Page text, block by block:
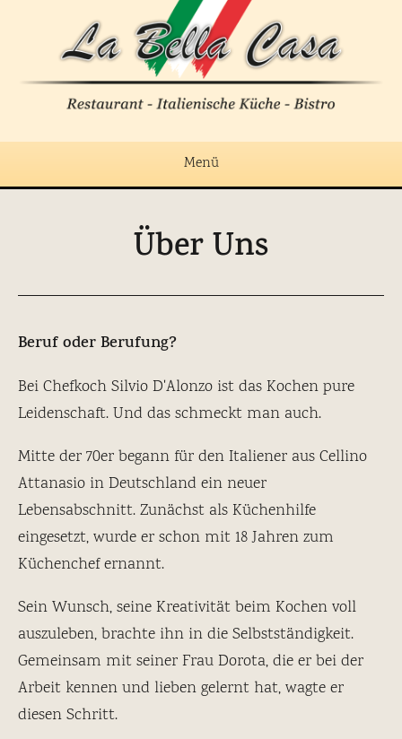
Menü
Restaurant
Über Uns
Karte für Abholer
Über Uns
Beruf oder Berufung?
Bei Chefkoch Silvio D'Alonzo ist das Kochen pure
Leidenschaft. Und das schmeckt man auch.
Mitte der 70er begann für den Italiener aus Cellino
Attanasio in Deutschland ein neuer
Lebensabschnitt. Zunächst als Küchenhilfe
eingesetzt, wurde er schon mit 18 Jahren zum
Küchenchef ernannt.
Sein Wunsch, seine Kreativität beim Kochen voll
auszuleben, brachte ihn in die Selbstständigkeit.
Gemeinsam mit seiner Frau Dorota, die er bei der
Arbeit kennen und lieben gelernt hat, wagte er
diesen Schritt.